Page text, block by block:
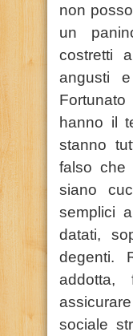
non
un
costretti
angusti
hanno il
stanno
falso che
siano
semplici
datati,
degenti.
sociale